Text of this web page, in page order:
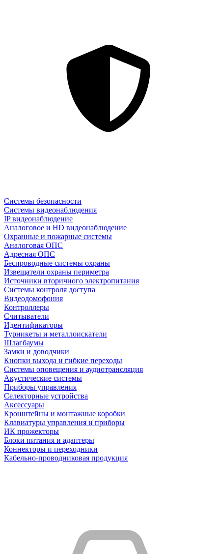
Системы безопасности
Системы видеонаблюдения
IP видеонаблюдение
Аналоговое и HD видеонаблюдение
Охранные и пожарные системы
Аналоговая ОПС
Адресная ОПС
Беспроводные системы охраны
Извещатели охраны периметра
Источники вторичного электропитания
Системы контроля доступа
Видеодомофония
Контроллеры
Считыватели
Идентификаторы
Турникеты и металлоискатели
Шлагбаумы
Замки и доводчики
Кнопки выхода и гибкие переходы
Системы оповещения и аудиотрансляция
Акустические системы
Приборы управления
Селекторные устройства
Аксессуары
Кронштейны и монтажные коробки
Клавиатуры управления и приборы
ИК прожекторы
Блоки питания и адаптеры
Коннекторы и переходники
Кабельно-проводниковая продукция